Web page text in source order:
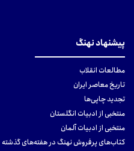
پیشنهاد نهنگ
مطالعات انقلاب
تاریخ معاصر ایران
تجدید چاپی‌ها
منتخبی از ادبیات انگلستان
منتخبی از ادبیات آلمان
کتاب‌های پرفروش نهنگ در هفته‌های گذشته